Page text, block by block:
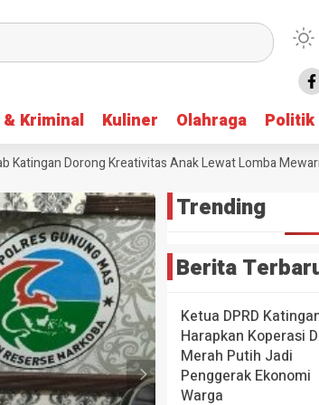
Kriminal Kuliner Olahraga Politik
Kriminal Kuliner Olahraga Politik
Dorong Kreativitas Anak Lewat Lomba Mewarnai
Trending
Berita
Ketua DPRD
Harapkan Koperasi
Merah Putih Jadi
Penggerak Ekonomi
Warga